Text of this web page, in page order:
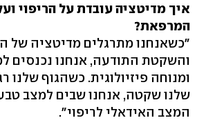
איך מדיטציה עובדת על הריפוי
המרפאת?
"כשאנחנו מתרגלים מדיטציה של
והשקטת התודעה, אנחנו נכנסים
ומנוחה פיזיולוגית. כשהגוף שלנו
שלנו שקטה, אנחנו שבים למצב
המצב האידאלי לריפוי‭."‬